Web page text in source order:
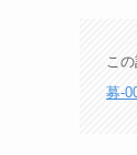
こ
募-